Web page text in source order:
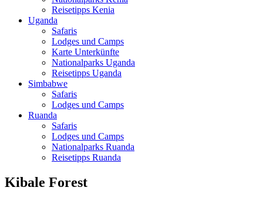
Reisetipps Kenia
Uganda
Safaris
Lodges und Camps
Karte Unterkünfte
Nationalparks Uganda
Reisetipps Uganda
Simbabwe
Safaris
Lodges und Camps
Ruanda
Safaris
Lodges und Camps
Nationalparks Ruanda
Reisetipps Ruanda
Kibale Forest